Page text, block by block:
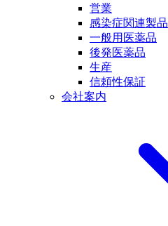
営業
感染症関連製品
一般用医薬品
後発医薬品
生産
信頼性保証
会社案内